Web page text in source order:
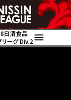
日清食品
リーグ Div.2